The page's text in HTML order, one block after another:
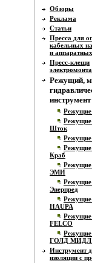
Обзоры
Реклама
Статьи
Пресса для
кабельных
и
Пресс-клещи
Режущий,
инструмент
Режущие
Режущие
Шток
Режущие
Краб
Режущие
ЭМИ
Режущие
Энерпред
Режущие
HAUPA
Режущие
FELCO
Режущие
ГОЛД МИДЛ -
Инструмент
изоляции с